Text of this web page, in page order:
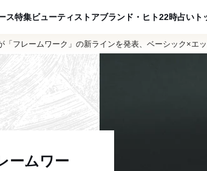
ス特集ビューティ ストアブランド・ヒト22時占い ト
「フレームワーク」の新ラインを発表、ベーシック×エ
ームワー